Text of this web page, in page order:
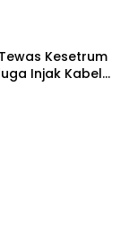
Kesetrum
Injak Kabel